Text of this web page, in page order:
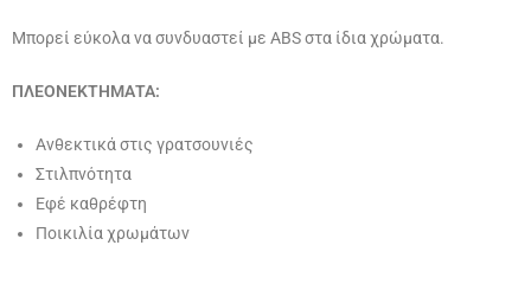
Μπορεί εύκολα να συνδυαστεί με ABS στα ίδια χρώματα.
ΠΛΕΟΝΕΚΤΗΜΑΤΑ:
Ανθεκτικά στις γρατσουνιές
Στιλπνότητα
Εφέ καθρέφτη
Ποικιλία χρωμάτων